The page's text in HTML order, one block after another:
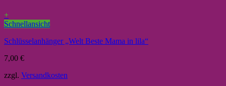
+
Schnellansicht
Schlüsselanhänger „Welt Beste Mama in lila“
7,00 €
zzgl. Versandkosten